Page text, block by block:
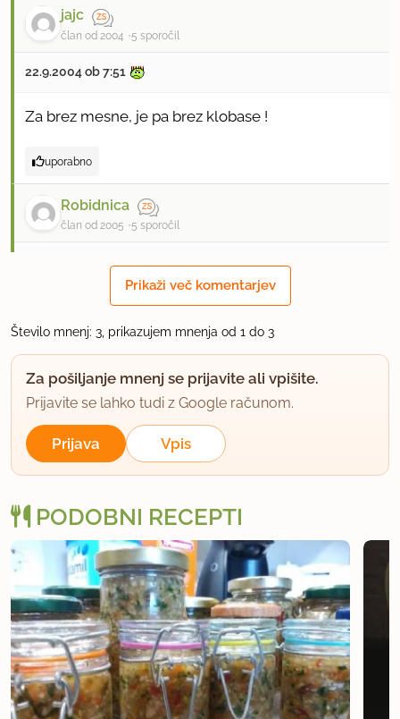
jajc
član od 2004 5 sporočil
22.9.2004 ob 7:51
Za brez mesne, je pa brez klobase !
uporabno
Robidnica
član od 2005 5 sporočil
Brez mesa mora biti dobro. Bom poskusila jutri, ko
sem na vrsti za kuhanje.
uporabno
Prikaži več komentarjev
Število mnenj: 3, prikazujem mnenja od 1 do 3
Za pošiljanje mnenj se prijavite ali vpišite.
Prijavite se lahko tudi z Google računom.
Prijava Vpis
PODOBNI RECEPTI